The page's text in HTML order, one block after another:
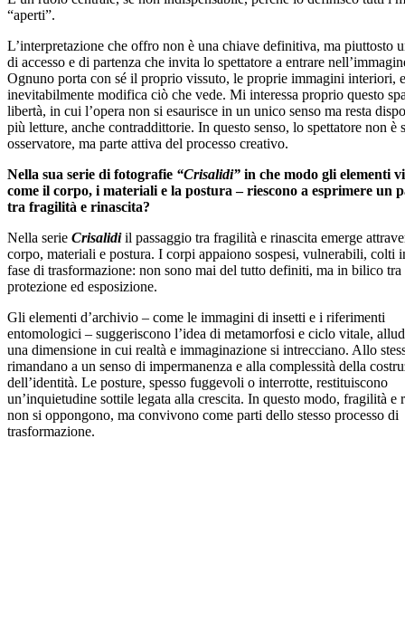
“aperti”.
L’interpretazione che offro non è una chiave definitiva, ma piuttosto
di accesso e di partenza che invita lo spettatore a entrare
Ognuno porta con sé il proprio vissuto, le proprie immagini interiori,
inevitabilmente modifica ciò che vede. Mi interessa proprio questo
libertà, in cui l’opera non si esaurisce in un unico senso ma resta
più letture, anche contraddittorie. In questo senso, lo spettatore non è
osservatore, ma parte attiva del processo creativo.
Nella sua serie di fotografie “Crisalidi” in che modo gli elementi
come il corpo, i materiali e la postura – riescono a esprimere un
tra fragilità e rinascita?
Nella serie Crisalidiil passaggio tra fragilità e rinascita emerge
corpo, materiali e postura. I corpi appaiono sospesi, vulnerabili, colti
fase di trasformazione: non sono mai del tutto definiti, ma in bilico tra
protezione ed esposizione.
Gli elementi d’archivio – come le immagini di insetti e i riferimenti
entomologici – suggeriscono l’idea di metamorfosi e ciclo vitale,
una dimensione in cui realtà e immaginazione si intrecciano. Allo
rimandano a un senso di impermanenza e alla complessità della
dell’identità. Le posture, spesso fuggevoli o interrotte, restituiscono
un’inquietudine sottile legata alla crescita. In questo modo, fragilità e
non si oppongono, ma convivono come parti dello stesso processo di
trasformazione.